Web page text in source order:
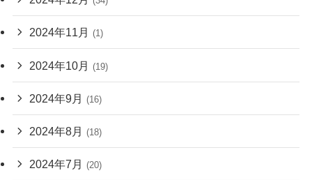
2024年11月 (1)
2024年10月 (19)
2024年9月 (16)
2024年8月 (18)
2024年7月 (20)